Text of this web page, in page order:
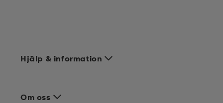
Hjälp & information
Om oss